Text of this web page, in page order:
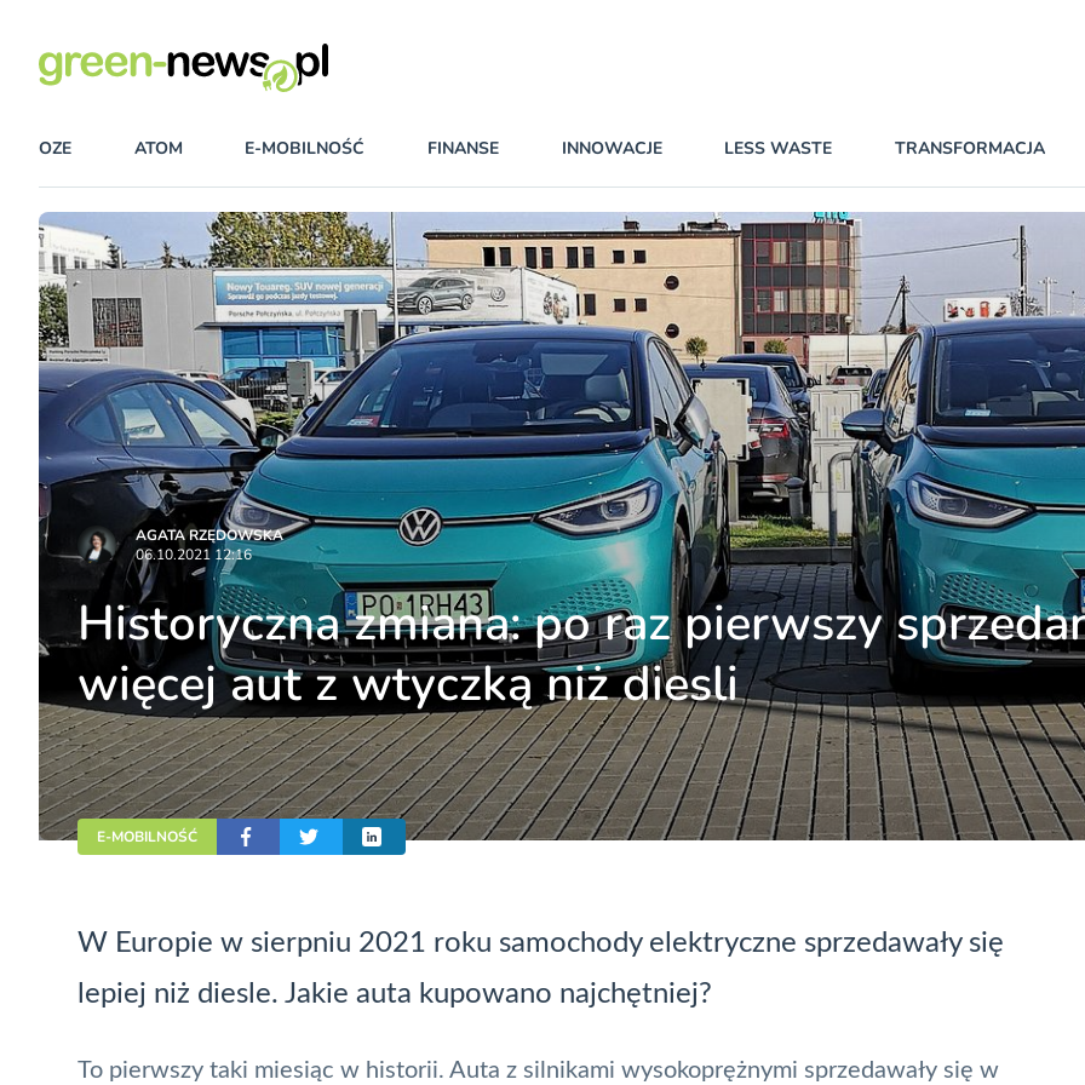
OZE ATOM E-MOBILNOŚĆ FINANSE INNOWACJE LESS WASTE TRANSFORMACJA
AGATA RZĘDOWSKA
06.10.2021 12:16
Historyczna zmiana: po raz pierwszy
więcej aut z wtyczką niż diesli
E-MOBILNOŚĆ
W Europie w sierpniu 2021 roku samochody elektryczne sprzedawały się
lepiej niż diesle. Jakie auta kupowano najchętniej?
To pierwszy taki miesiąc w historii. Auta z silnikami wysokoprężnymi sprzedawały się w